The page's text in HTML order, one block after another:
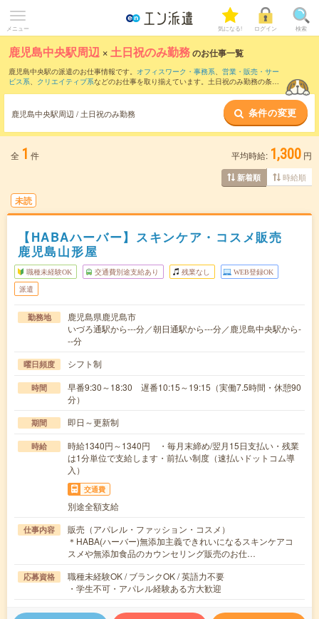
メニュー 気になる! ログイン 検索
鹿児島中央駅周辺 ×土日祝のみ勤務のお仕事一覧
鹿児島中央駅の派遣のお仕事情報です。 オフィスワーク・事務系、 営業・販売・サー
ビス系、 クリエイティブ系などのお仕事を取り揃えています。土日祝のみ勤務の条件
鹿児島中央駅周辺 / 土日祝のみ勤務 条件の変更
全 1 件 平均時給: 1,300 円
新着順 時給順
未読
【HABAハーバー】スキンケア・コスメ販売
鹿児島山形屋
職種未経験OK 交通費別途支給あり 残業なし WEB登録OK
派遣
勤務地
鹿児島県鹿児島市
いづろ通駅から---分／朝日通駅から---分／鹿児島中央駅から-
--分
曜日頻度 シフト制
時間
早番9:30～18:30 遅番10:15～19:15（実働7.5時間・休憩90
分）
期間 即日～更新制
時給
時給1340円～1340円 ・毎月末締め/翌月15日支払い・残業
は1分単位で支給します・前払い制度（速払いドットコム導
入）
交通費
別途全額支給
仕事内容
販売（アパレル・ファッション・コスメ）
＊HABA(ハーバー)無添加主義できれいになるスキンケアコ
スメや無添加食品のカウンセリング販売のお仕…
応募資格
職種未経験OK / ブランクOK / 英語力不要
・学生不可・アパレル経験ある方大歓迎